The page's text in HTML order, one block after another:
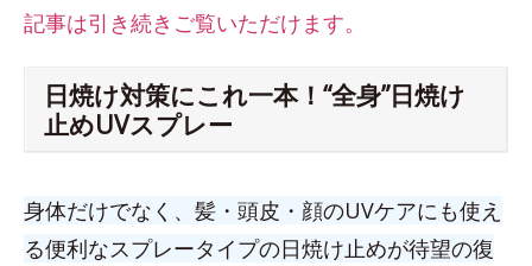
記事は引き続きご覧いただけます。
日焼け対策にこれ一本！“全身”日焼け
止めUVスプレー
身体だけでなく、髪・頭皮・顔のUVケアにも使え
る便利なスプレータイプの日焼け止めが待望の復